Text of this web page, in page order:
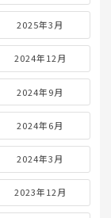
2025年3月
2024年12月
2024年9月
2024年6月
2024年3月
2023年12月